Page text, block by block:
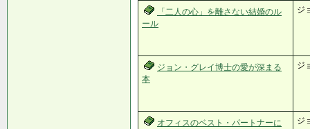
「二人の心」を離さない結婚のル
ール
ジ
ジョン・グレイ博士の愛が深まる
本
ジ
オフィスのベスト・パートナーに
ジ